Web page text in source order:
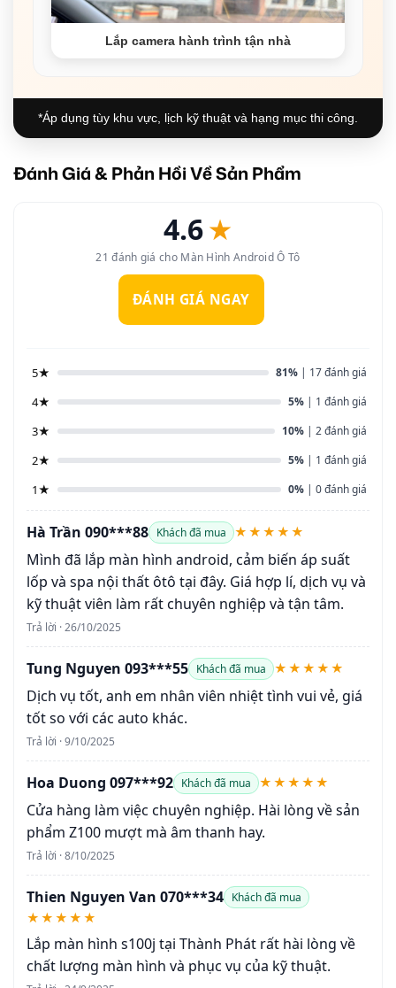
Lắp camera hành trình tận nhà
*Áp dụng tùy khu vực, lịch kỹ thuật và hạng mục thi công.
Đánh Giá & Phản Hồi Về Sản Phẩm
4.6★
21 đánh giá cho Màn Hình Android Ô Tô
ĐÁNH GIÁ NGAY
5★ 81% | 17 đánh giá
4★ 5% | 1 đánh giá
3★ 10% | 2 đánh giá
2★ 5% | 1 đánh giá
1★ 0% | 0 đánh giá
Hà Trần 090***88 Khách đã mua ★★★★★
Mình đã lắp màn hình android, cảm biến áp suất
lốp và spa nội thất ôtô tại đây. Giá hợp lí, dịch vụ và
kỹ thuật viên làm rất chuyên nghiệp và tận tâm.
Trả lời · 26/10/2025
Tung Nguyen 093***55 Khách đã mua ★★★★★
Dịch vụ tốt, anh em nhân viên nhiệt tình vui vẻ, giá
tốt so với các auto khác.
Trả lời · 9/10/2025
Hoa Duong 097***92 Khách đã mua ★★★★★
Cửa hàng làm việc chuyên nghiệp. Hài lòng về sản
phẩm Z100 mượt mà âm thanh hay.
Trả lời · 8/10/2025
Thien Nguyen Van 070***34 Khách đã mua
★★★★★
Lắp màn hình s100j tại Thành Phát rất hài lòng về
chất lượng màn hình và phục vụ của kỹ thuật.